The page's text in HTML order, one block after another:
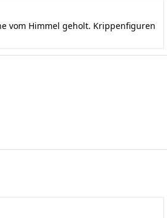
vom Himmel geholt. Krippenfiguren